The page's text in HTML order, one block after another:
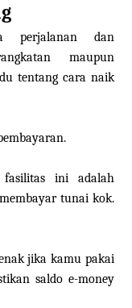
perjalanan dan
maupun
tentang cara naik
ini adalah
tunai kok.
jika kamu pakai
saldo e-money